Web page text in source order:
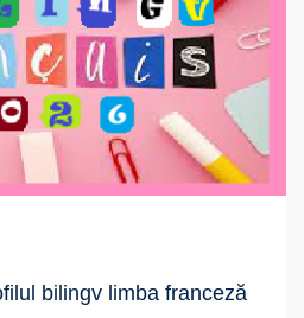
bilingv limba franceză